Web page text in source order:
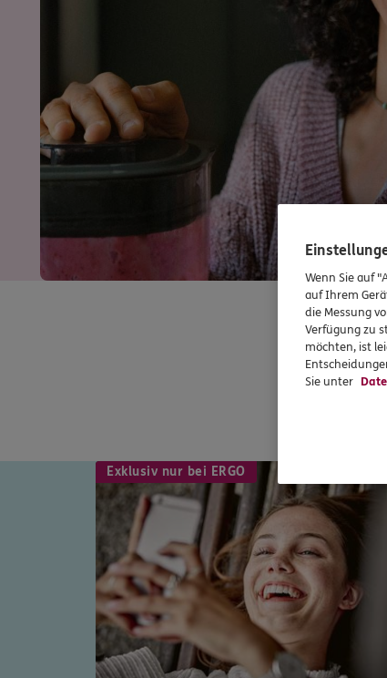
Exklusiv nur bei ERGO
Wenn Sie auf
auf Ihrem
die Messung
Verfügung zu
möchten, ist
Sie unter